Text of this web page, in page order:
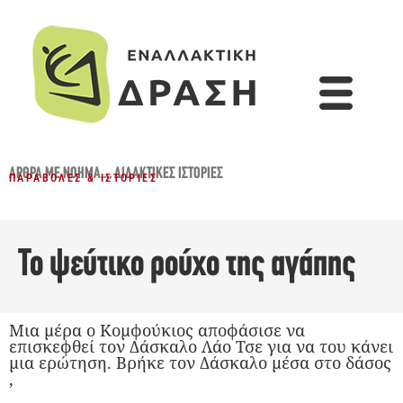
ΆΡΘΡΑ ΜΕ ΝΌΗΜΑ...,ΔΙΔΑΚΤΙΚΈΣ ΙΣΤΟΡΊΕΣ
ΠΑΡΑΒΟΛΈΣ & ΙΣΤΟΡΊΕΣ
Το ψεύτικο ρούχο της αγάπης
Μια μέρα ο Κομφούκιος αποφάσισε να
επισκεφθεί τον Δάσκαλο Λάο Τσε για να του κάνει
μια ερώτηση. Βρήκε τον Δάσκαλο μέσα στο δάσος
,